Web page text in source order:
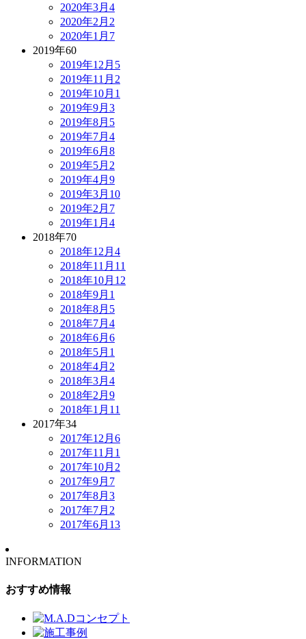
2020年3月 4
2020年2月 2
2020年1月 7
2019年60
2019年12月 5
2019年11月 2
2019年10月 1
2019年9月 3
2019年8月 5
2019年7月 4
2019年6月 8
2019年5月 2
2019年4月 9
2019年3月 10
2019年2月 7
2019年1月 4
2018年70
2018年12月 4
2018年11月 11
2018年10月 12
2018年9月 1
2018年8月 5
2018年7月 4
2018年6月 6
2018年5月 1
2018年4月 2
2018年3月 4
2018年2月 9
2018年1月 11
2017年34
2017年12月 6
2017年11月 1
2017年10月 2
2017年9月 7
2017年8月 3
2017年7月 2
2017年6月 13
INFORMATION
おすすめ情報